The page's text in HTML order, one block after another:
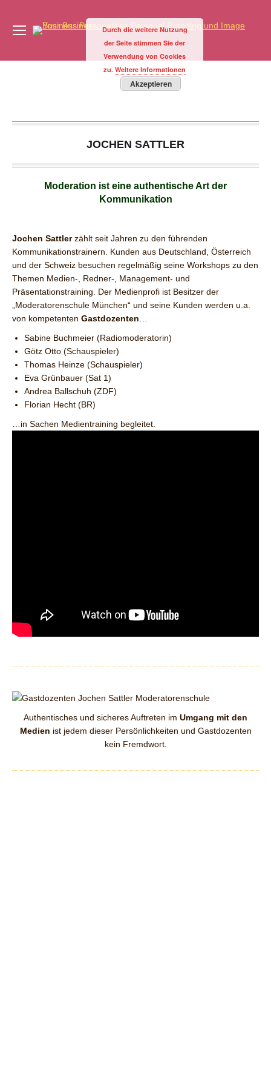
Sie befinden sich hier:
JOCHEN SATTLER
Moderation ist eine authentische Art der
Kommunikation
Jochen Sattlerzählt seit Jahren zu den führenden
Kommunikationstrainern. Kunden aus Deutschland, Österreich
und der Schweiz besuchen regelmäßig seine Workshops zu den
Themen Medien-, Redner-, Management- und
Präsentationstraining. Der Medienprofi ist Besitzer der
„Moderatorenschule München“ und seine Kunden werden u.a.
von kompetenten Gastdozenten
Sabine Buchmeier (Radiomoderatorin)
Götz Otto (Schauspieler)
Thomas Heinze (Schauspieler)
Eva Grünbauer (Sat 1)
Andrea Ballschuh (ZDF)
Florian Hecht (BR)
…in Sachen Medientraining begleitet.
Authentisches und sicheres Auftreten im Umgang mit den
Medien ist jedem dieser Persönlichkeiten und Gastdozenten
kein Fremdwort.
Durch die weitere Nutzung
der Seite stimmen Sie der
Verwendung von Cookies
zu. Weitere Informationen
Akzeptieren